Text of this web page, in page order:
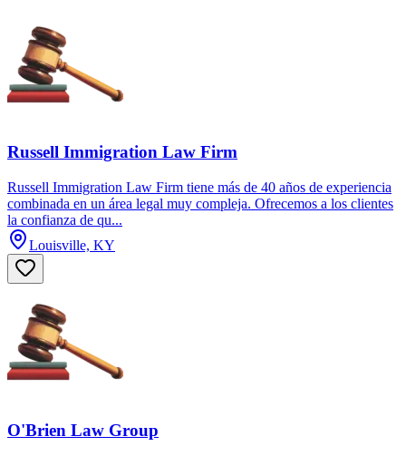
Russell Immigration Law Firm
Russell Immigration Law Firm tiene más de 40 años de experiencia
combinada en un área legal muy compleja. Ofrecemos a los clientes
la confianza de qu...
Louisville, KY
O'Brien Law Group